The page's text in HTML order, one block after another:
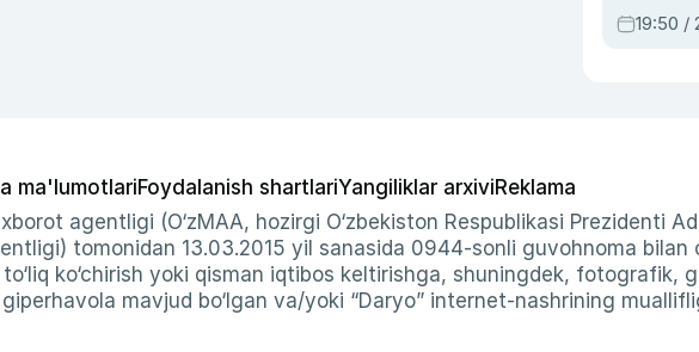
armiyasi
19:50 /
ma'lumotlariFoydalanish shartlariYangiliklar arxiviReklama
agentligi (O‘zMAA, hozirgi O‘zbekiston Respublikasi Prezidenti
tomonidan 13.03.2015 yil sanasida 0944-sonli guvohnoma bilan
ko‘chirish yoki qisman iqtibos keltirishga, shuningdek, fotografik,
mavjud bo‘lgan va/yoki “Daryo” internet-nashrining